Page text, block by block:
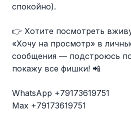
спокойно).
👉 Хотите посмотреть
«Хочу на просмотр» в
сообщения — подстроюсь
покажу все фишки! 📲
WhatsApp +79173619751
Max +79173619751